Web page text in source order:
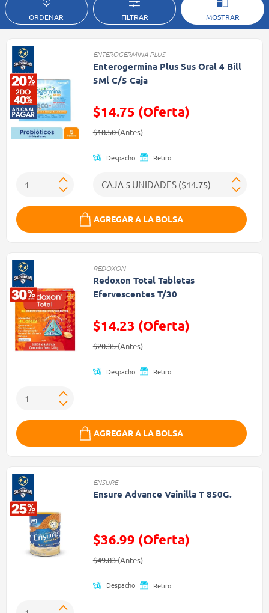
ORDENAR FILTRAR MOSTRAR
ENTEROGERMINA PLUS
Enterogermina Plus Sus Oral 4 Bill
5Ml C/5 Caja
$14.75 (Oferta)
Precio reducido de
$18.50(Antes)(Oferta)
Despacho Retiro
AGREGAR A LA BOLSA
REDOXON
Redoxon Total Tabletas
Efervescentes T/30
$14.23 (Oferta)
Precio reducido de
$20.35(Antes)(Oferta)
Despacho Retiro
AGREGAR A LA BOLSA
ENSURE
Ensure Advance Vainilla T 850G.
$36.99 (Oferta)
Precio reducido de
$49.83(Antes)(Oferta)
Despacho Retiro